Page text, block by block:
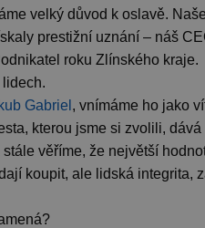
velký důvod k oslavě.
prestižní uznání – náš
roku Zlínského kraje.
Gabriel , vnímáme ho jako
kterou jsme si zvolili, dává
věříme, že největší
koupit, ale lidská integrita,